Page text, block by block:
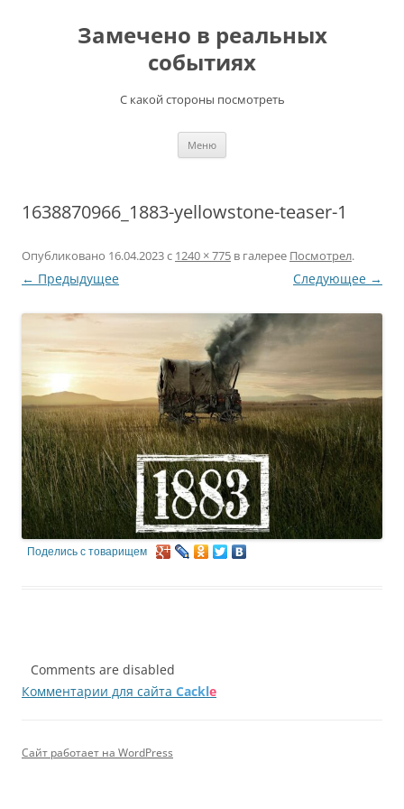
содержимомуЗамечено в реальных
событиях
С какой стороны посмотреть
Меню
1638870966_1883-yellowstone-teaser-1
Опубликовано 16.04.2023с 1240 × 775 в галерее Посмотрел.
← Предыдущее Следующее →
Поделись с товарищем
Comments are disabled
Комментарии для сайта Cackle
Сайт работает на WordPress